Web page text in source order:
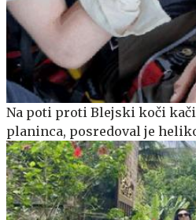
Na poti proti Blejski koči
planinca, posredoval je